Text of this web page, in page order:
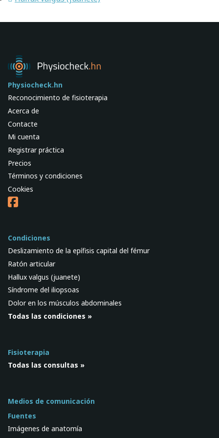
Physiocheck.hn
Reconocimiento de fisioterapia
Acerca de
Contacte
Mi cuenta
Registrar práctica
Precios
Términos y condiciones
Cookies
Condiciones
Deslizamiento de la epífisis capital del fémur
Ratón articular
Hallux valgus (juanete)
Síndrome del iliopsoas
Dolor en los músculos abdominales
Todas las condiciones »
Fisioterapia
Todas las consultas »
Medios de comunicación
Fuentes
Imágenes de anatomía